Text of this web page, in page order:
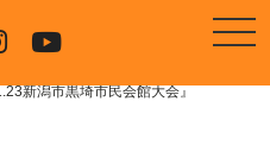
新潟市黒埼市民会館大会』